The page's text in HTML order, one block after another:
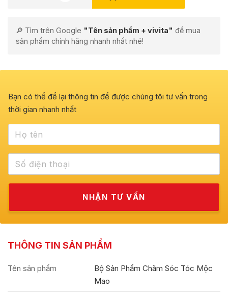
🔎 Tìm trên Google "Tên sản phẩm + vivita" để mua
sản phẩm chính hãng nhanh nhất nhé!
Bạn có thể để lại thông tin để được chúng tôi tư vấn trong
thời gian nhanh nhất
THÔNG TIN SẢN PHẨM
Tên sản phẩm
Bộ Sản Phẩm Chăm Sóc Tóc Mộc
Mao